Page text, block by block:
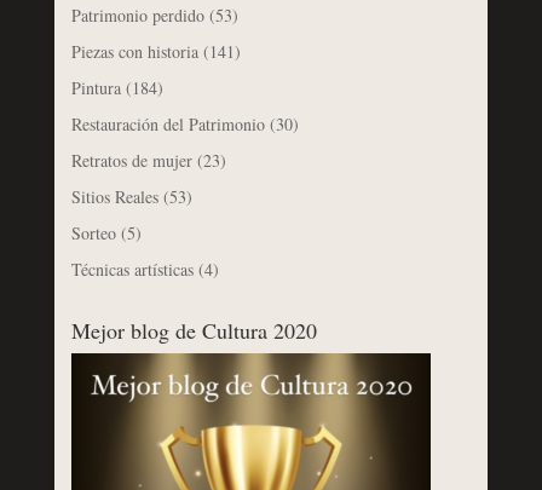
Patrimonio perdido(53)
Piezas con historia(141)
Pintura(184)
Restauración del Patrimonio(30)
Retratos de mujer(23)
Sitios Reales(53)
Sorteo(5)
Técnicas artísticas(4)
Mejor blog de Cultura 2020